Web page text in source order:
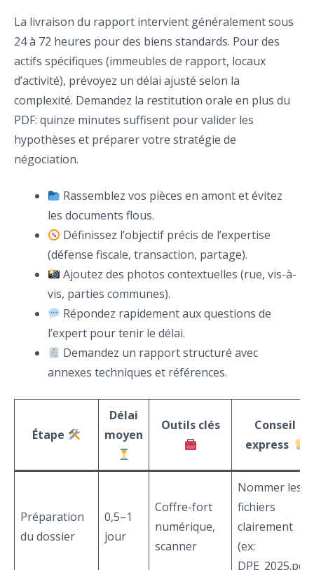
La livraison du rapport intervient généralement sous
24 à 72 heures pour des biens standards. Pour des
actifs spécifiques (immeubles de rapport, locaux
d’activité), prévoyez un délai ajusté selon la
complexité. Demandez la restitution orale en plus du
PDF: quinze minutes suffisent pour valider les
hypothèses et préparer votre stratégie de
négociation.
Rassemblez vos pièces en amont et évitez
les documents flous.
Définissez l’objectif précis de l’expertise
(défense fiscale, transaction, partage).
Ajoutez des photos contextuelles (rue, vis-à-
vis, parties communes).
Répondez rapidement aux questions de
l’expert pour tenir le délai.
Demandez un rapport structuré avec
annexes techniques et références.
Étape
Délai
moyen
Outils clés
Conseil
express
Préparation
du dossier
0,5–1
jour
Coffre-fort
numérique,
scanner
Nommer les
fichiers
clairement
(ex:
DPE_2025.pdf)